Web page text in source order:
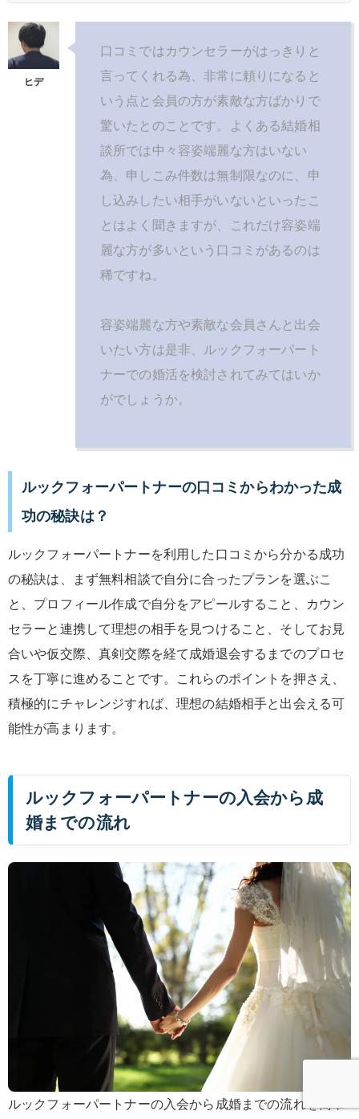
口コミではカウンセラーがはっきりと
言ってくれる為、非常に頼りになると
いう点と会員の方が素敵な方ばかりで
驚いたとのことです。よくある結婚相
談所では中々容姿端麗な方はいない
為、申しこみ件数は無制限なのに、申
し込みしたい相手がいないといったこ
とはよく聞きますが、これだけ容姿端
麗な方が多いという口コミがあるのは
稀ですね。
容姿端麗な方や素敵な会員さんと出会
いたい方は是非、ルックフォーパート
ナーでの婚活を検討されてみてはいか
がでしょうか。
ルックフォーパートナーの口コミからわかった成
功の秘訣は？
ルックフォーパートナーを利用した口コミから分かる成功
の秘訣は、まず無料相談で自分に合ったプランを選ぶこ
と、プロフィール作成で自分をアピールすること、カウン
セラーと連携して理想の相手を見つけること、そしてお見
合いや仮交際、真剣交際を経て成婚退会するまでのプロセ
スを丁寧に進める ことです。これらのポイントを押さえ、
積極的にチャレンジすれば、理想の結婚相手と出会える可
能性が高まります。
ルックフォーパートナーの入会から成
婚までの流れ
ルックフォーパートナーの入会から成婚までの流れを簡単